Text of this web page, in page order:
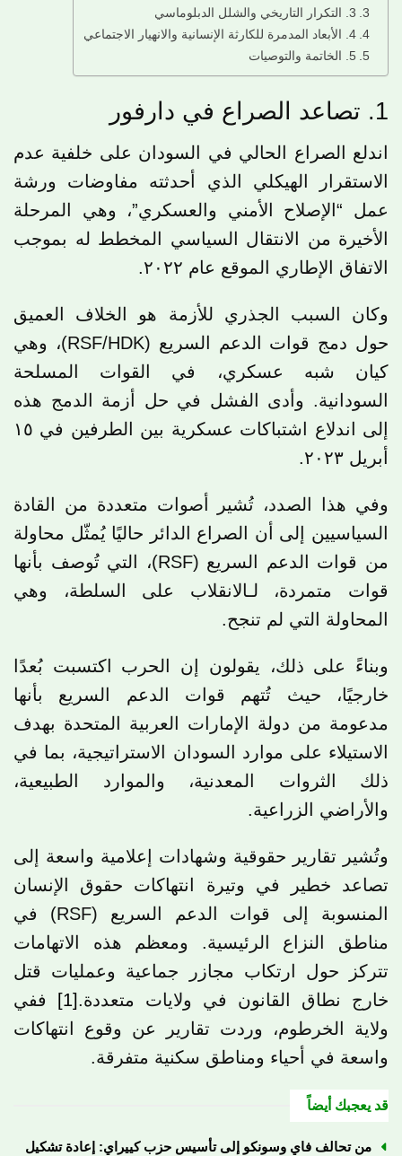
3. التكرار التاريخي والشلل الدبلوماسي
4. الأبعاد المدمرة للكارثة الإنسانية والانهيار الاجتماعي
5. الخاتمة والتوصيات
1. تصاعد الصراع في دارفور
اندلع الصراع الحالي في السودان على خلفية عدم
الاستقرار الهيكلي الذي أحدثته مفاوضات ورشة
عمل “الإصلاح الأمني ​​والعسكري”، وهي المرحلة
الأخيرة من الانتقال السياسي المخطط له بموجب
الاتفاق الإطاري الموقع عام ٢٠٢٢.
وكان السبب الجذري للأزمة هو الخلاف العميق
حول دمج قوات الدعم السريع (RSF/HDK)، وهي
كيان شبه عسكري، في القوات المسلحة
السودانية. وأدى الفشل في حل أزمة الدمج هذه
إلى اندلاع اشتباكات عسكرية بين الطرفين في ١٥
أبريل ٢٠٢٣.
وفي هذا الصدد، تُشير أصوات متعددة من القادة
السياسيين إلى أن الصراع الدائر حاليًا يُمثّل محاولة
من قوات الدعم السريع (RSF)، التي تُوصف بأنها
قوات متمردة، لـالانقلاب على السلطة، وهي
المحاولة التي لم تنجح.
وبناءً على ذلك، يقولون إن الحرب اكتسبت بُعدًا
خارجيًا، حيث تُتهم قوات الدعم السريع بأنها
مدعومة من دولة الإمارات العربية المتحدة بهدف
الاستيلاء على موارد السودان الاستراتيجية، بما في
ذلك الثروات المعدنية، والموارد الطبيعية،
والأراضي الزراعية.
وتُشير تقارير حقوقية وشهادات إعلامية واسعة إلى
تصاعد خطير في وتيرة انتهاكات حقوق الإنسان
المنسوبة إلى قوات الدعم السريع (RSF) في
مناطق النزاع الرئيسية. ومعظم هذه الاتهامات
تتركز حول ارتكاب مجازر جماعية وعمليات قتل
خارج نطاق القانون في ولايات متعددة.[1]
ففي
ولاية الخرطوم، وردت تقارير عن وقوع انتهاكات
واسعة في أحياء ومناطق سكنية متفرقة.
قد يعجبك أيضاً
من تحالف فاي وسونكو إلى تأسيس حزب كييراي: إعادة تشكيل